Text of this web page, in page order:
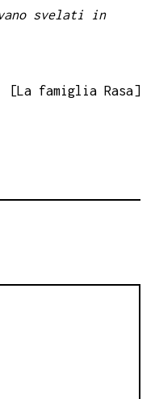
svelati in
[La famiglia Rasa]